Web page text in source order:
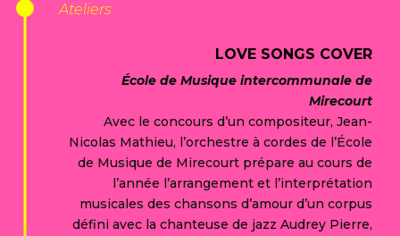
Ateliers
LOVE SONGS COVER
École de Musique intercommunale de
Mirecourt
Avec le concours d’un compositeur, Jean-
Nicolas Mathieu, l’orchestre à cordes de l’École
de Musique de Mirecourt prépare au cours de
l’année l’arrangement et l’interprétation
musicales des chansons d’amour d’un corpus
défini avec la chanteuse de jazz Audrey Pierre,